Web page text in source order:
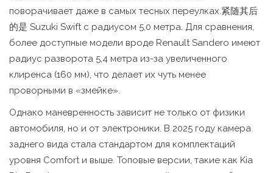
поворачивает даже в самых тесных переулках.紧随其后
的是 Suzuki Swift с радиусом 5,0 метра. Для сравнения,
более доступные модели вроде Renault Sandero имеют
радиус разворота 5,4 метра из-за увеличенного
клиренса (160 мм), что делает их чуть менее
проворными в «змейке».
Однако маневренность зависит не только от физики
автомобиля, но и от электроники. В 2025 году камера
заднего вида стала стандартом для комплектаций
уровня Comfort и выше. Топовые версии, такие как Kia